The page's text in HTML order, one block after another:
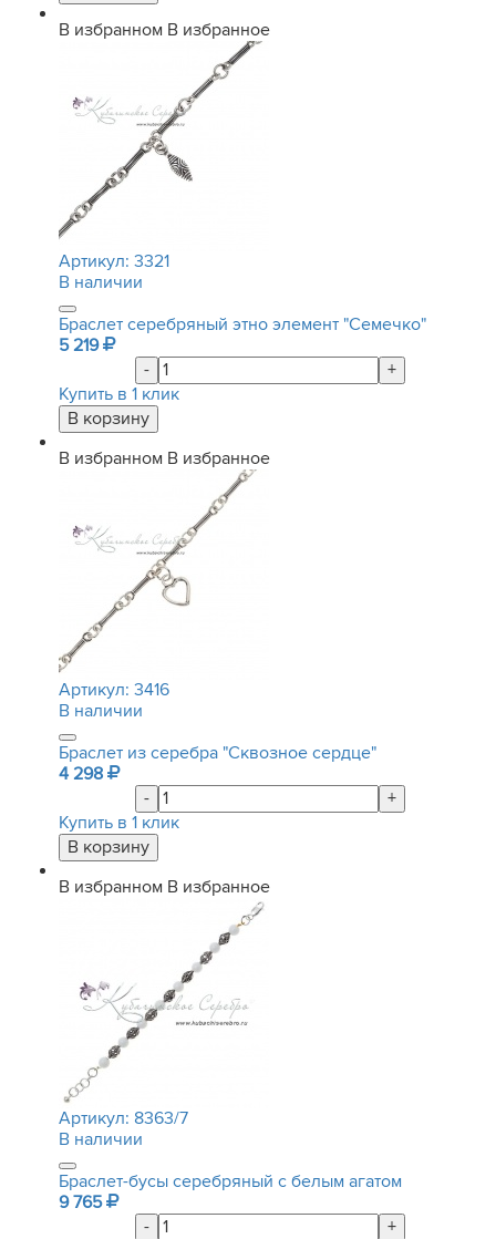
В избранном В избранное
Артикул: 3321
В наличии
Браслет серебряный этно элемент "Семечко"
5 219
-
+
Купить в 1 клик
В избранном В избранное
Артикул: 3416
В наличии
Браслет из серебра "Сквозное сердце"
4 298
-
+
Купить в 1 клик
В избранном В избранное
Артикул: 8363/7
В наличии
Браслет-бусы серебряный с белым агатом
9 765
-
+